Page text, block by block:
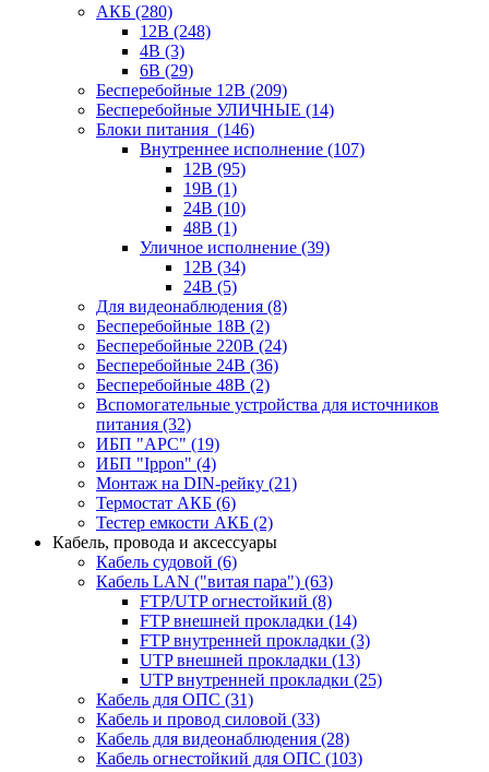
АКБ (280)
12В (248)
4В (3)
6В (29)
Бесперебойные 12В (209)
Бесперебойные УЛИЧНЫЕ (14)
Блоки питания (146)
Внутреннее исполнение (107)
12В (95)
19В (1)
24В (10)
48В (1)
Уличное исполнение (39)
12В (34)
24В (5)
Для видеонаблюдения (8)
Бесперебойные 18В (2)
Бесперебойные 220В (24)
Бесперебойные 24В (36)
Бесперебойные 48В (2)
Вспомогательные устройства для источников
питания (32)
ИБП "APC" (19)
ИБП "Ippon" (4)
Монтаж на DIN-рейку (21)
Термостат АКБ (6)
Тестер емкости АКБ (2)
Кабель, провода и аксессуары
Кабель судовой (6)
Кабель LAN ("витая пара") (63)
FTP/UTP огнестойкий (8)
FTP внешней прокладки (14)
FTP внутренней прокладки (3)
UTP внешней прокладки (13)
UTP внутренней прокладки (25)
Кабель для ОПС (31)
Кабель и провод силовой (33)
Кабель для видеонаблюдения (28)
Кабель огнестойкий для ОПС (103)